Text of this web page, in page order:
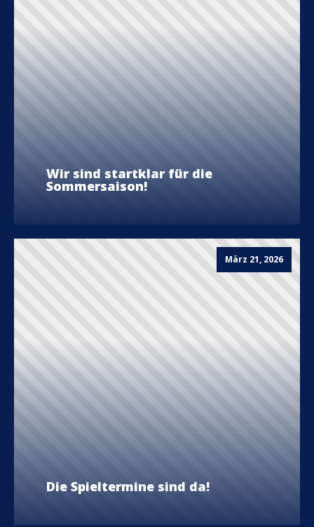
Wir sind startklar für die
Sommersaison!
März 21, 2026
Die Spieltermine sind da!